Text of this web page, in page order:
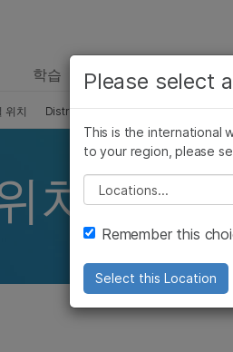
학습 회사
위치 Distributors 공급업체
치
Please select
This is the international
to your region, please
Please select a
Remember this
Select this Location
보다 관련성
관심 분야를
미생물학 연구
농업유전체
복합 질환 연구